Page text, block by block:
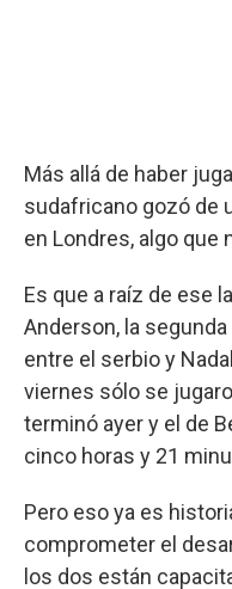
Más allá de haber
sudafricano gozó de
en Londres, algo que
Es que a raíz de ese
Anderson, la
entre el serbio y
viernes sólo se
terminó ayer y el de
cinco horas y 21
Pero eso ya es
comprometer el
los dos están